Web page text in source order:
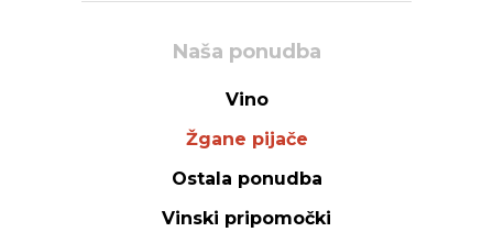
Naša ponudba
Vino
Žgane pijače
Ostala ponudba
Vinski pripomočki